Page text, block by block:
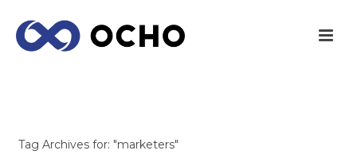
Tag Archives for: "marketers"